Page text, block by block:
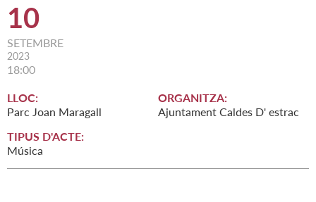
10
SETEMBRE
2023
18:00
LLOC:
Parc Joan Maragall
ORGANITZA:
Ajuntament Caldes D' estrac
TIPUS D'ACTE:
Música